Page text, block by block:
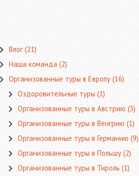
Влог(21)
Наша команда(2)
Организованные туры в Европу(16)
Оздоровительные туры(1)
Организованные туры в Австрию(3)
Организованные туры в Венгрию(1)
Организованные туры в Германию(9)
Организованные туры в Польшу (2)
Организованные туры в Тироль(1)